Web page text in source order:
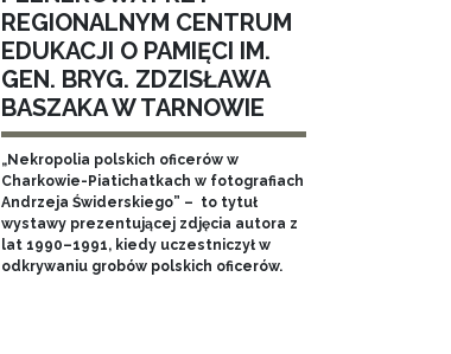
REGIONALNYM CENTRUM
EDUKACJI O PAMIĘCI IM.
GEN. BRYG. ZDZISŁAWA
BASZAKA W TARNOWIE
„Nekropolia polskich oficerów w
Charkowie-Piatichatkach w fotografiach
Andrzeja Świderskiego” – to tytuł
wystawy prezentującej zdjęcia autora z
lat 1990–1991, kiedy uczestniczył w
odkrywaniu grobów polskich oficerów.